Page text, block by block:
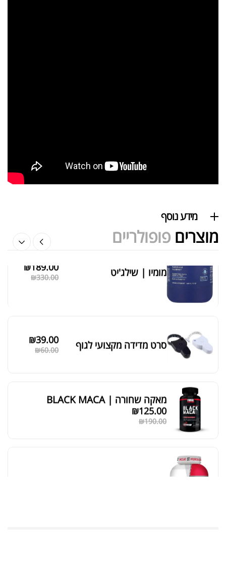
מידע נוסף
מוצרים פופולריים
מציג 1–6 מתוך 524 תוצאות
סידור ברירת מחדל
אבקת חלבון הידרוליזט איזולט
מומיו | שילג'יט ₪330.00
₪189.00
סרט מדידה מקצועי לגוף ₪60.00
₪39.00
מאקה שחורה | BLACK MACA
₪190.00
₪125.00